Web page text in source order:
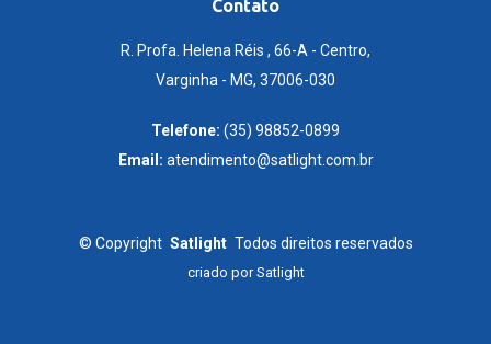
Contato
R. Profa. Helena Réis , 66-A - Centro,
Varginha - MG, 37006-030
Telefone: (35) 98852-0899
Email: atendimento@satlight.com.br
© Copyright Satlight Todos direitos reservados
criado porSatlight